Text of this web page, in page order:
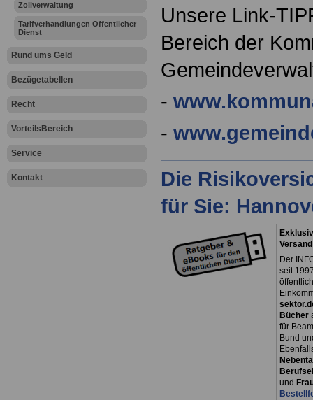
Zollverwaltung
Tarifverhandlungen Öffentlicher
Dienst
Rund ums Geld
Bezügetabellen
Recht
VorteilsBereich
Service
Kontakt
Unsere Link-
Bereich der
-
-
Die
für Sie:
Der
seit
Bücher
für
Bund
und